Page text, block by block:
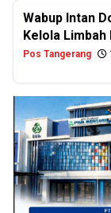
Wabup Intan
Kelola
Pos Tangerang